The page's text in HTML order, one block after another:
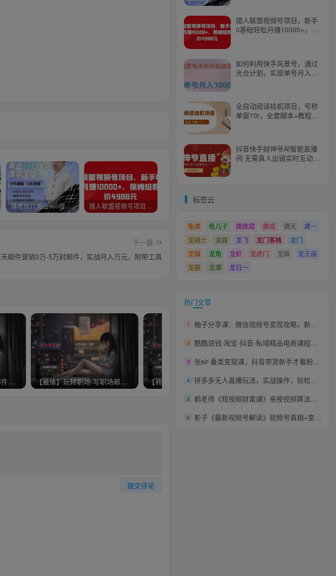
薛老丝儿美业seo搜索流量落地课，一周暴涨20w粉丝，全干货讲解 猎人联盟视频号项目，新手0基础轻松月赚10000+，保姆级教程原价4988元
下一篇
邮件营销3万-5万封邮件，实战月入万元，附带工具
【戴愫】玩转职场-职场邮件的9大禁区 【戴愫】玩转职场-写职场邮件的6大技巧 【商务邮件】戴愫谈高效完成商务电邮写作
提交评论
猎人联盟视频号项目，新手
0基础轻松月赚10000+，保
如何利用快手风景号，通过
光合计划，实现单号月入
全自动阅读挂机项目，号称
单窗10r，全套脚本+教程，
抖音快手财神爷AI智能直播
间 无需真人出镜实时互动
标签云
龟课 龟儿子 龚维斌 龚成 龚天
龚一
龙骑士
龙首 龙飞 龙门客栈
龙门
龙镇
龙角 龙虾 龙虎门 龙珠
龙王庙
龙猫
龙潭 龙日一
热门文章
1 柚子分享课：微信视频号变现攻略，新手零基础轻松日赚千元
2 酷酷说钱·淘宝-抖音-私域精品‬电商课程，带你增加年收入几十万
3 张sir·垂类变现课，抖音带货新手才看粉丝量，高手都看变现效率
4 拼多多无人直播玩法，实战操作，轻松月入过万
5 鹤老师《短视频财富课》亲授视频算法和涨粉逻辑，教你一个人顶一百个团队
6 影子《最新视频号解读》视频号真相+变现玩法